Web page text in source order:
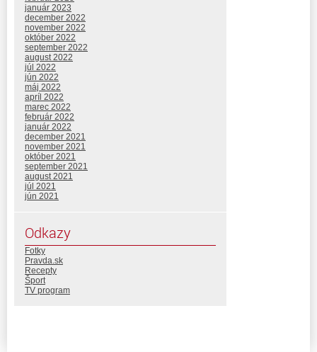
január 2023
december 2022
november 2022
október 2022
september 2022
august 2022
júl 2022
jún 2022
máj 2022
apríl 2022
marec 2022
február 2022
január 2022
december 2021
november 2021
október 2021
september 2021
august 2021
júl 2021
jún 2021
Odkazy
Fotky
Pravda.sk
Recepty
Šport
TV program